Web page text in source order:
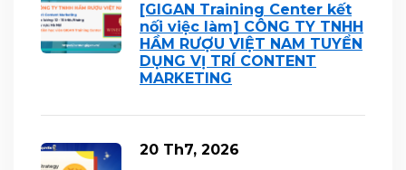
[GIGAN Training Center kết
nối việc làm] CÔNG TY TNHH
HẦM RƯỢU VIỆT NAM TUYỂN
DỤNG VỊ TRÍ CONTENT
MARKETING
20 Th7, 2026